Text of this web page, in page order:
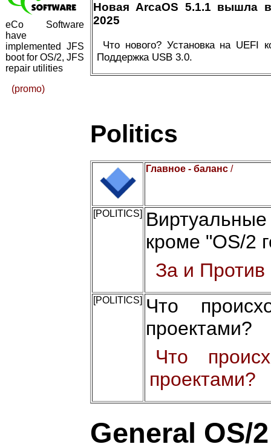
eCo Software
have
implemented JFS
boot for OS/2, JFS
repair utilities
(promo)
Новая ArcaOS 5.1.1 вышла
2025
Что нового? Установка на UEFI
Поддержка USB 3.0.
Politics
Главное - баланс /
[POLITICS]
кроме "OS/2
За и Против
[POLITICS] Что
проектами?
Что
проектами?
General OS/